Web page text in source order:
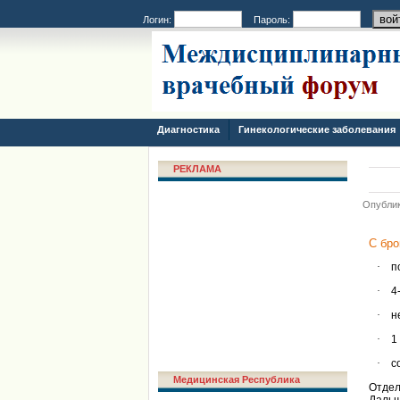
Логин: Пароль:
Диагностика Гинекологические заболевания
РЕКЛАМА
Медицинская Республика
C
·
·
·
·
1
·